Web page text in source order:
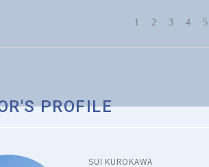
1 2 3 4 5
PROFILE
SUI KUROKAWA